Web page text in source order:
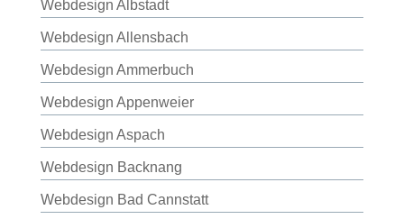
Webdesign Albstadt
Webdesign Allensbach
Webdesign Ammerbuch
Webdesign Appenweier
Webdesign Aspach
Webdesign Backnang
Webdesign Bad Cannstatt